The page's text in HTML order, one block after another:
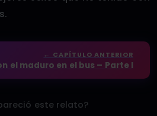
← CAPÍTULO ANTERIOR
el maduro en el bus – Parte I
este relato?